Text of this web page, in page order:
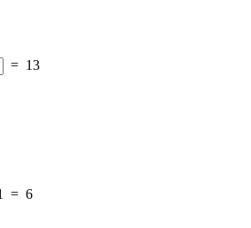
= 13
= 6